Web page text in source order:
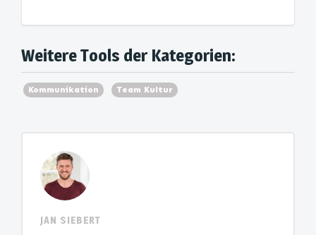
Weitere Tools der Kategorien:
Kommunikation Team Kultur
JAN SIEBERT